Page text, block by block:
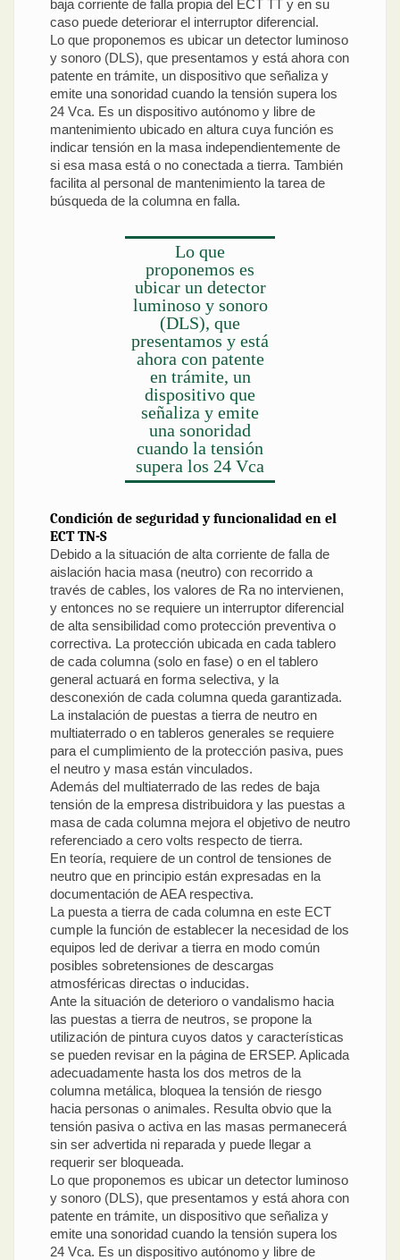
baja corriente de falla propia del ECT TT y en su
caso puede deteriorar el interruptor diferencial.
Lo que proponemos es ubicar un detector luminoso
y sonoro (DLS), que presentamos y está ahora con
patente en trámite, un dispositivo que señaliza y
emite una sonoridad cuando la tensión supera los
24 Vca. Es un dispositivo autónomo y libre de
mantenimiento ubicado en altura cuya función es
indicar tensión en la masa independientemente de
si esa masa está o no conectada a tierra. También
facilita al personal de mantenimiento la tarea de
búsqueda de la columna en falla.
Lo que
proponemos es
ubicar un detector
luminoso y sonoro
(DLS), que
presentamos y está
ahora con patente
en trámite, un
dispositivo que
señaliza y emite
una sonoridad
cuando la tensión
supera los 24 Vca
Condición de seguridad y funcionalidad en el
ECT TN-S
Debido a la situación de alta corriente de falla de
aislación hacia masa (neutro) con recorrido a
través de cables, los valores de Ra no intervienen,
y entonces no se requiere un interruptor diferencial
de alta sensibilidad como protección preventiva o
correctiva. La protección ubicada en cada tablero
de cada columna (solo en fase) o en el tablero
general actuará en forma selectiva, y la
desconexión de cada columna queda garantizada.
La instalación de puestas a tierra de neutro en
multiaterrado o en tableros generales se requiere
para el cumplimiento de la protección pasiva, pues
el neutro y masa están vinculados.
Además del multiaterrado de las redes de baja
tensión de la empresa distribuidora y las puestas a
masa de cada columna mejora el objetivo de neutro
referenciado a cero volts respecto de tierra.
En teoría, requiere de un control de tensiones de
neutro que en principio están expresadas en la
documentación de AEA respectiva.
La puesta a tierra de cada columna en este ECT
cumple la función de establecer la necesidad de los
equipos led de derivar a tierra en modo común
posibles sobretensiones de descargas
atmosféricas directas o inducidas.
Ante la situación de deterioro o vandalismo hacia
las puestas a tierra de neutros, se propone la
utilización de pintura cuyos datos y características
se pueden revisar en la página de ERSEP. Aplicada
adecuadamente hasta los dos metros de la
columna metálica, bloquea la tensión de riesgo
hacia personas o animales. Resulta obvio que la
tensión pasiva o activa en las masas permanecerá
sin ser advertida ni reparada y puede llegar a
requerir ser bloqueada.
Lo que proponemos es ubicar un detector luminoso
y sonoro (DLS), que presentamos y está ahora con
patente en trámite, un dispositivo que señaliza y
emite una sonoridad cuando la tensión supera los
24 Vca. Es un dispositivo autónomo y libre de